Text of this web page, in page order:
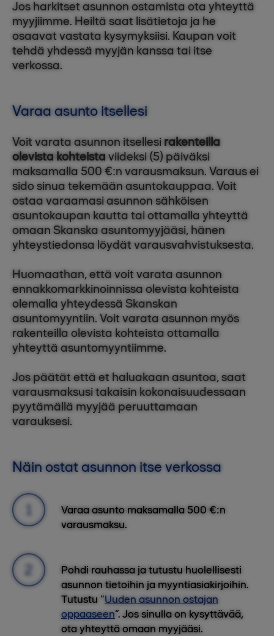
Jos harkitset asunnon ostamista ota yhteyttä
myyjiimme. Heiltä saat lisätietoja ja he
osaavat vastata kysymyksiisi. Kaupan voit
tehdä yhdessä myyjän kanssa tai itse
verkossa.
Varaa asunto itsellesi
Voit varata asunnon itsellesirakenteilla
olevista kohteistaviideksi (5) päiväksi
maksamalla 500 €:n varausmaksun. Varaus ei
sido sinua tekemään asuntokauppaa. Voit
ostaa varaamasi asunnon sähköisen
asuntokaupan kautta tai ottamalla yhteyttä
omaan Skanska asuntomyyjääsi, hänen
yhteystiedonsa löydät varausvahvistuksesta.
Huomaathan, että voit varata asunnon
ennakkomarkkinoinnissa olevista kohteista
olemalla yhteydessä Skanskan
asuntomyyntiin. Voit varata asunnon myös
rakenteilla olevista kohteista ottamalla
yhteyttä asuntomyyntiimme.
Jos päätät että et haluakaan asuntoa, saat
varausmaksusi takaisin kokonaisuudessaan
pyytämällä myyjää peruuttamaan
varauksesi.
Näin ostat asunnon itse verkossa
Varaa asunto maksamalla 500 €:n
varausmaksu.
Pohdi rauhassa ja tutustu huolellisesti
asunnon tietoihin ja myyntiasiakirjoihin.
Tutustu “Uuden asunnon ostajan
oppaaseen”. Jos sinulla on kysyttävää,
ota yhteyttä omaan myyjääsi.